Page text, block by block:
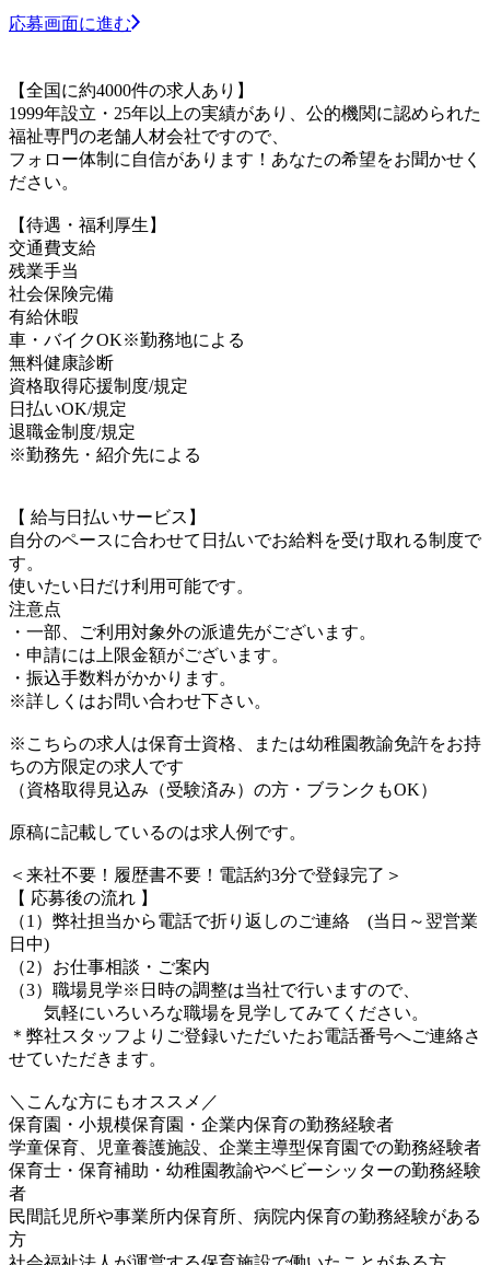
応募画面に進む
【全国に約4000件の求人あり】
1999年設立・25年以上の実績があり、公的機関に認められた
福祉専門の老舗人材会社ですので、
フォロー体制に自信があります！あなたの希望をお聞かせく
ださい。
【待遇・福利厚生】
交通費支給
残業手当
社会保険完備
有給休暇
車・バイクOK※勤務地による
無料健康診断
資格取得応援制度/規定
日払いOK/規定
退職金制度/規定
※勤務先・紹介先による
【 給与日払いサービス】
自分のペースに合わせて日払いでお給料を受け取れる制度で
す。
使いたい日だけ利用可能です。
注意点
・一部、ご利用対象外の派遣先がございます。
・申請には上限金額がございます。
・振込手数料がかかります。
※詳しくはお問い合わせ下さい。
※こちらの求人は保育士資格、または幼稚園教諭免許をお持
ちの方限定の求人です
（資格取得見込み（受験済み）の方・ブランクもOK）
原稿に記載しているのは求人例です。
＜来社不要！履歴書不要！電話約3分で登録完了＞
【 応募後の流れ 】
（1）弊社担当から電話で折り返しのご連絡 (当日～翌営業
日中)
（2）お仕事相談・ご案内
（3）職場見学※日時の調整は当社で行いますので、
気軽にいろいろな職場を見学してみてください。
＊弊社スタッフよりご登録いただいたお電話番号へご連絡さ
せていただきます。
＼こんな方にもオススメ／
保育園・小規模保育園・企業内保育の勤務経験者
学童保育、児童養護施設、企業主導型保育園での勤務経験者
保育士・保育補助・幼稚園教諭やベビーシッターの勤務経験
者
民間託児所や事業所内保育所、病院内保育の勤務経験がある
方